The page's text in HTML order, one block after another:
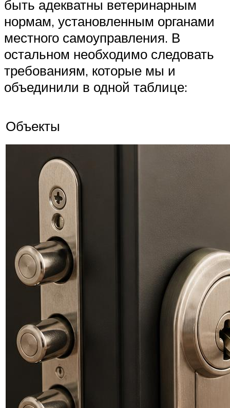
быть адекватны ветеринарным
нормам, установленным органами
местного самоуправления. В
остальном необходимо следовать
требованиям, которые мы и
объединили в одной таблице:
Объекты